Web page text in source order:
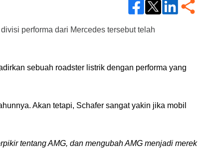
performa dari Mercedes tersebut telah
sebuah roadster listrik dengan performa yang
Akan tetapi, Schafer sangat yakin jika mobil
tentang AMG, dan mengubah AMG menjadi merek